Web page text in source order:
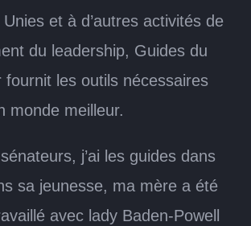
et à d’autres activités de
du leadership, Guides du
fournit les outils nécessaires
monde meilleur.
j’ai les guides dans
sa jeunesse, ma mère a été
avec lady Baden-Powell